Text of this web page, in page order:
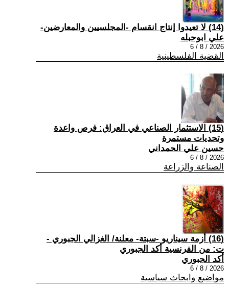
(14) لا تعيدوا إنتاج انقسام -المجلسيين والمعارضين-
علي ابوحبله
2026 / 8 / 6
القضية الفلسطينية
(15) الاستثمار الصناعي في العراق: فرص واعدة
وتحديات مستمرة
حسين علي الحمداني
2026 / 8 / 6
الصناعة والزراعة
(16) أزمة سيناريو -سبتة- معلنة/ الغزالي الجبوري -
ت: من الفرنسية أكد الجبوري
أكد الجبوري
2026 / 8 / 6
مواضيع وابحاث سياسية